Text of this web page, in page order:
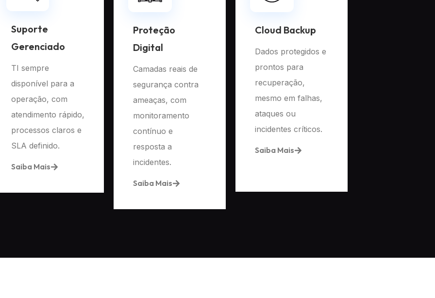
Suporte
Gerenciado
TI sempre
disponível para a
operação, com
atendimento rápido,
processos claros e
SLA definido.
Saiba Mais
Proteção
Digital
Camadas reais de
segurança contra
ameaças, com
monitoramento
contínuo e
resposta a
incidentes.
Saiba Mais
Cloud Backup
Dados protegidos e
prontos para
recuperação,
mesmo em falhas,
ataques ou
incidentes críticos.
Saiba Mais